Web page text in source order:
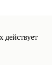
действует